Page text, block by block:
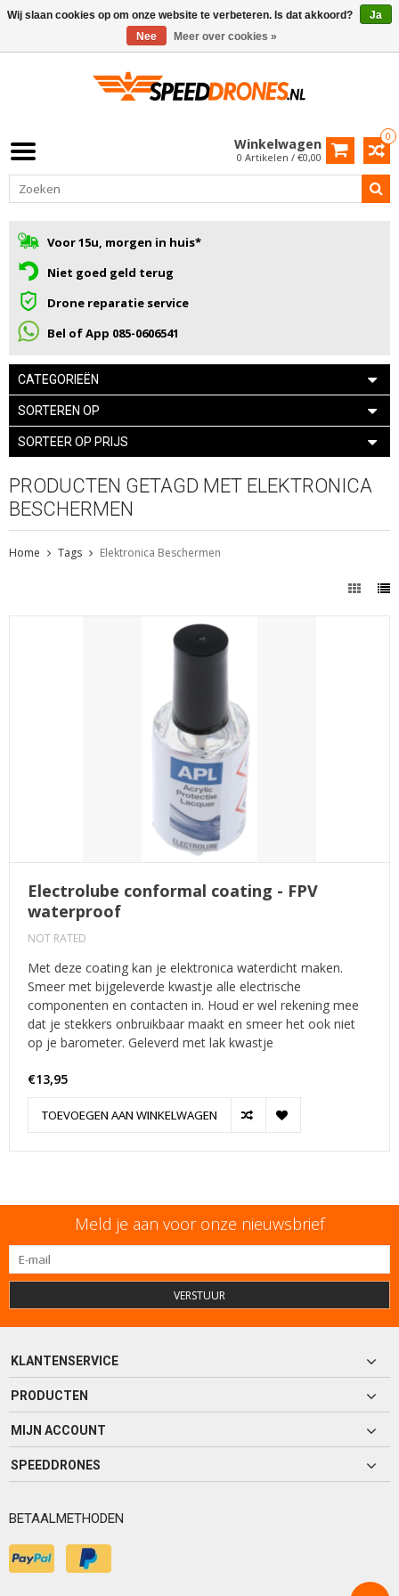
0
Winkelwagen
0 Artikelen / €0,00
Voor 15u, morgen in huis*
Niet goed geld terug
Drone reparatie service
Bel of App 085-0606541
CATEGORIEËN
SORTEREN OP
SORTEER OP PRIJS
PRODUCTEN GETAGD MET ELEKTRONICA
BESCHERMEN
Home Tags Elektronica Beschermen
Electrolube conformal coating - FPV
waterproof
NOT RATED
Met deze coating kan je elektronica waterdicht maken.
Smeer met bijgeleverde kwastje alle electrische
componenten en contacten in. Houd er wel rekening mee
dat je stekkers onbruikbaar maakt en smeer het ook niet
op je barometer. Geleverd met lak kwastje
€13,95
TOEVOEGEN AAN WINKELWAGEN
Meld je aan voor onze nieuwsbrief
VERSTUUR
KLANTENSERVICE
PRODUCTEN
MIJN ACCOUNT
SPEEDDRONES
BETAALMETHODEN
Wij slaan cookies op om onze website te verbeteren. Is dat akkoord?
Ja
Nee
Meer over cookies »